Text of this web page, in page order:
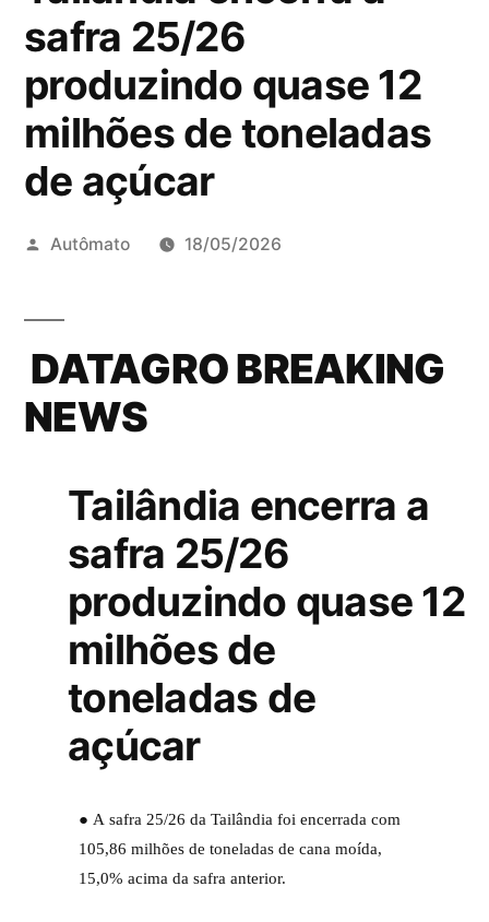
safra 25/26
produzindo quase 12
milhões de toneladas
de açúcar
Publicado
Autômato 18/05/2026
DATAGRO BREAKING
NEWS
Tailândia encerra a
safra 25/26
produzindo quase 12
milhões de
toneladas de
açúcar
● A safra 25/26 da Tailândia foi encerrada com
105,86 milhões de toneladas de cana moída,
15,0% acima da safra anterior.